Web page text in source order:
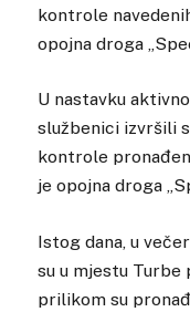
kontrole
opojna droga
U nastavku
službenici izvršili
kontrole
je opojna droga
Istog dana, u
su u mjestu
prilikom su